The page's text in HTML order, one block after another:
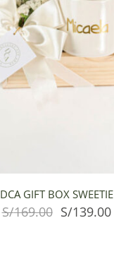
DCA GIFT BOX SWEETIE
S/169.00 S/139.00